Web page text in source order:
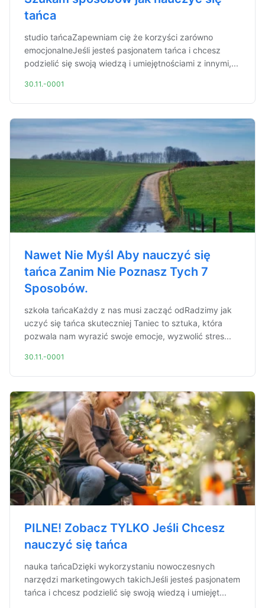
tańca
studio tańcaZapewniam cię że korzyści zarówno
emocjonalneJeśli jesteś pasjonatem tańca i chcesz
podzielić się swoją wiedzą i umiejętnościami z innymi,...
30.11.-0001
Nawet Nie Myśl Aby nauczyć się
tańca Zanim Nie Poznasz Tych 7
Sposobów.
szkoła tańcaKażdy z nas musi zacząć odRadzimy jak
uczyć się tańca skuteczniej Taniec to sztuka, która
pozwala nam wyrazić swoje emocje, wyzwolić stres...
30.11.-0001
PILNE! Zobacz TYLKO Jeśli Chcesz
nauczyć się tańca
nauka tańcaDzięki wykorzystaniu nowoczesnych
narzędzi marketingowych takichJeśli jesteś pasjonatem
tańca i chcesz podzielić się swoją wiedzą i umiejęt...